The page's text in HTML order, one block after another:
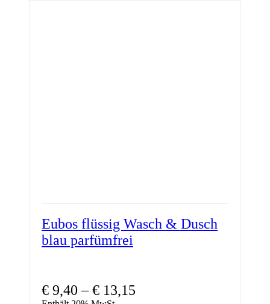
Eubos flüssig Wasch & Dusch
blau parfümfrei
€ 9,40 –€ 13,15